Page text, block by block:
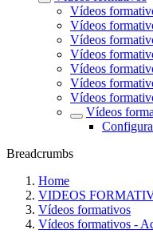
Vídeos
Vídeos
Vídeos
Vídeos
Vídeos
Vídeos
Vídeos
Vídeos
Breadcrumbs
Home
VIDEOS
Vídeos formativos
Vídeos formativos -